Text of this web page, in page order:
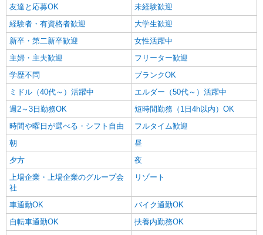
友達と応募OK
未経験歓迎
経験者・有資格者歓迎
大学生歓迎
新卒・第二新卒歓迎
女性活躍中
主婦・主夫歓迎
フリーター歓迎
学歴不問
ブランクOK
ミドル（40代～）活躍中
エルダー（50代～）活躍中
週2～3日勤務OK
短時間勤務（1日4h以内）OK
時間や曜日が選べる・シフト自由
フルタイム歓迎
朝
昼
夕方
夜
上場企業・上場企業のグループ会
社
リゾート
車通勤OK
バイク通勤OK
自転車通勤OK
扶養内勤務OK